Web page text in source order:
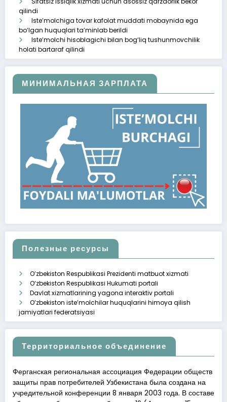
qilindi
Iste’molchiga tovar kafolat muddati mobaynida ega
bo‘lgan huquqlari ta’minlab berildi
Iste’molchi hisoblagichi bilan bog‘liq tushunmovchilik
holati bartaraf qilindi
МИНИМАЛЬНАЯ ЗАРПЛАТА
Полезные ресурсы
O’zbekiston Respublikasi Prezidenti matbuot xizmati
O‘zbekiston Respublikasi Hukumati portali
Davlat xizmatlarining yagona interaktiv portali
O’zbekiston iste’molchilar huquqlarini himoya qilish
jamiyatlari federatsiyasi
Территориальное объединение
Ферганская региональная ассоциация Федерации обществ
защиты прав потребителей Узбекистана была создана на
учредительной конференции 8 января 2003 года. В составе